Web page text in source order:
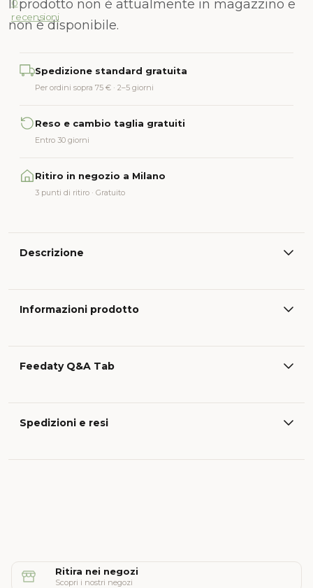
0
recensioni
Il prodotto non è attualmente in magazzino e
non è disponibile.
Spedizione standard gratuita
Per ordini sopra 75 € · 2–5 giorni
Reso e cambio taglia gratuiti
Entro 30 giorni
Ritiro in negozio a Milano
3 punti di ritiro · Gratuito
Descrizione
Informazioni prodotto
Feedaty Q&A Tab
Spedizioni e resi
Ritira nei negozi
Scopri i nostri negozi